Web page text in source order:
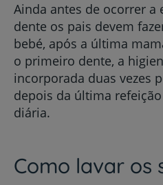
Ainda antes de ocorrer
dente os pais devem
bebé, após a última
o primeiro dente, a
incorporada duas vezes
depois da última
diária.
Como lavar os